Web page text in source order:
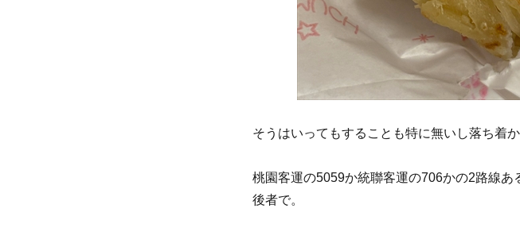
そうはいってもすることも特に無いし落ち着
桃園客運の5059か統聯客運の706かの2路線あ
後者で。